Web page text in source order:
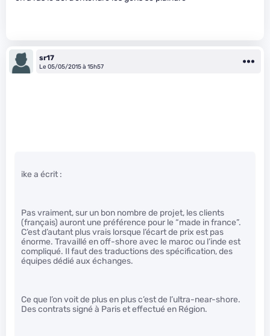
sr17
Le 05/05/2015 à 15h57
ike a écrit :
Pas vraiment, sur un bon nombre de projet, les clients
(français) auront une préférence pour le “made in france”.
C’est d’autant plus vrais lorsque l’écart de prix est pas
énorme. Travaillé en off-shore avec le maroc ou l’inde est
compliqué. Il faut des traductions des spécification, des
équipes dédié aux échanges.
Ce que l’on voit de plus en plus c’est de l’ultra-near-shore.
Des contrats signé à Paris et effectué en Région.